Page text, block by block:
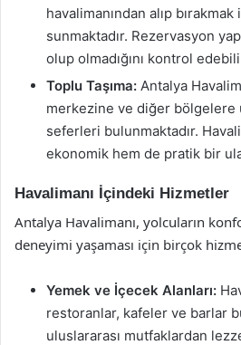
havalimanından alıp
sunmaktadır. Rezervasyon
olup olmadığını kontrol
Toplu Taşıma: Antalya
merkezine ve diğer bölgelere
seferleri bulunmaktadır.
ekonomik hem de pratik bir
Havalimanı İçindeki Hizmetler
Antalya Havalimanı, yolcuların
deneyimi yaşaması için birçok
Yemek ve İçecek Alanları:
restoranlar, kafeler ve barlar
uluslararası mutfaklardan